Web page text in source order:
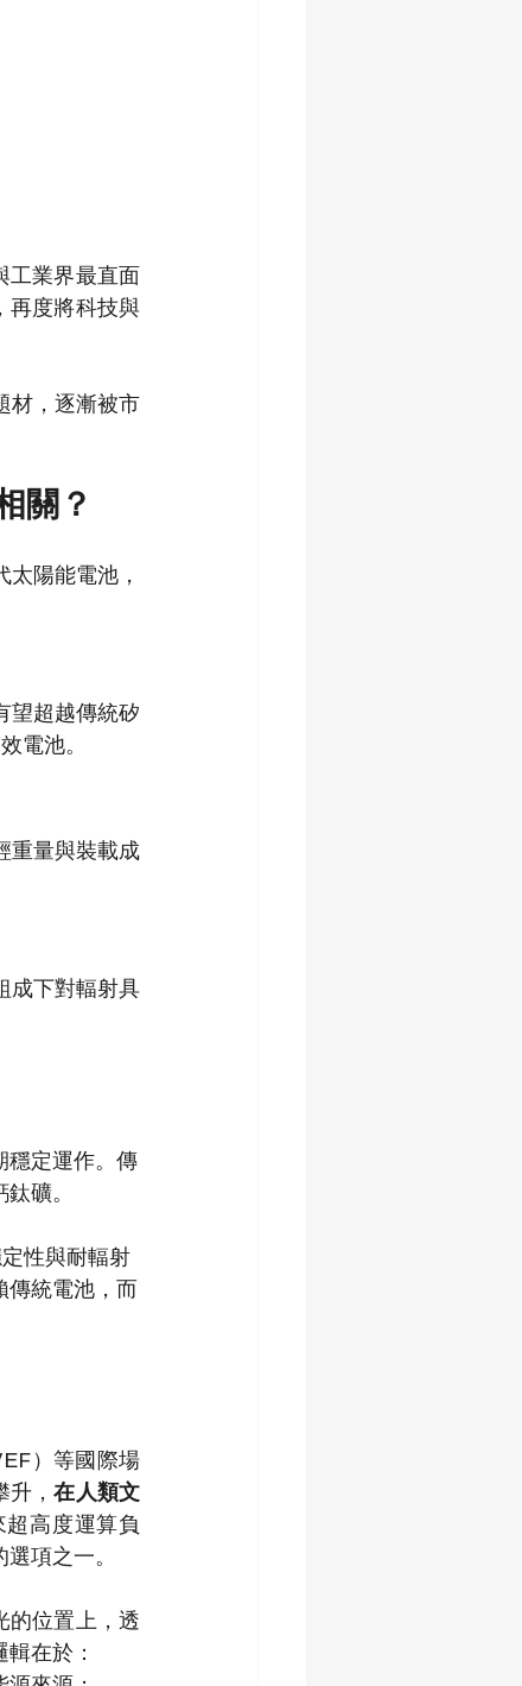
工業界最直面
再度將科技與
材，逐漸被市
關？
陽能電池，
望超越傳統矽
電池。
重量與裝載成
成下對輻射具
穩定運作。傳
礦。
性與耐輻射
傳統電池，而
）等國際場
升，在人類文
高度運算負
項之一。
的位置上，透
在於：